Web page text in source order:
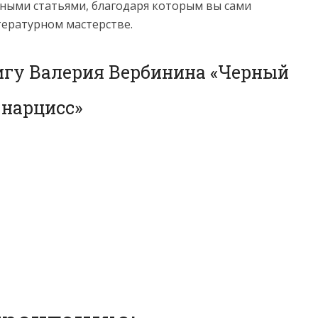
статьями, благодаря которым вы сами
мастерстве.
Валерия Вербинина «Черный
нарцисс»